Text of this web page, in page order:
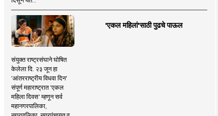
'एकल महिलां'साठी पुढचे पाऊल
संयुक्त राष्ट्रसंघाने घोषित
केलेला दि. २३ जून हा
'आंतरराष्ट्रीय विधवा दिन'
संपूर्ण महाराष्ट्रात 'एकल
महिला दिवस' म्हणून सर्व
महानगरपालिका,